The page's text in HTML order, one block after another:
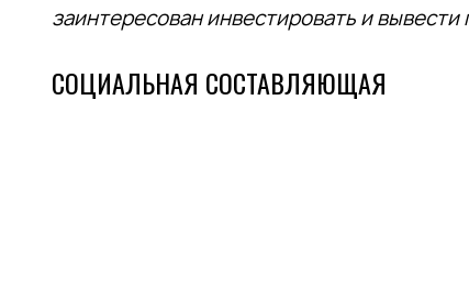
заинтересован инвестировать и вывести
СОЦИАЛЬНАЯ СОСТАВЛЯЮЩАЯ